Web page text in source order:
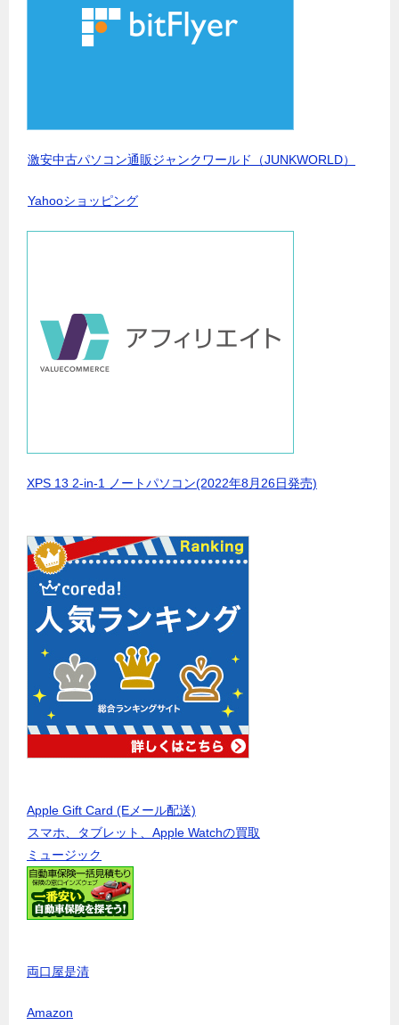
激安中古パソコン通販ジャンクワールド（JUNKWORLD）
Yahooショッピング
XPS 13 2-in-1 ノートパソコン(2022年8月26日発売)
Apple Gift Card (Eメール配送)
スマホ、タブレット、Apple Watchの買取
ミュージック
両口屋是清
Amazon